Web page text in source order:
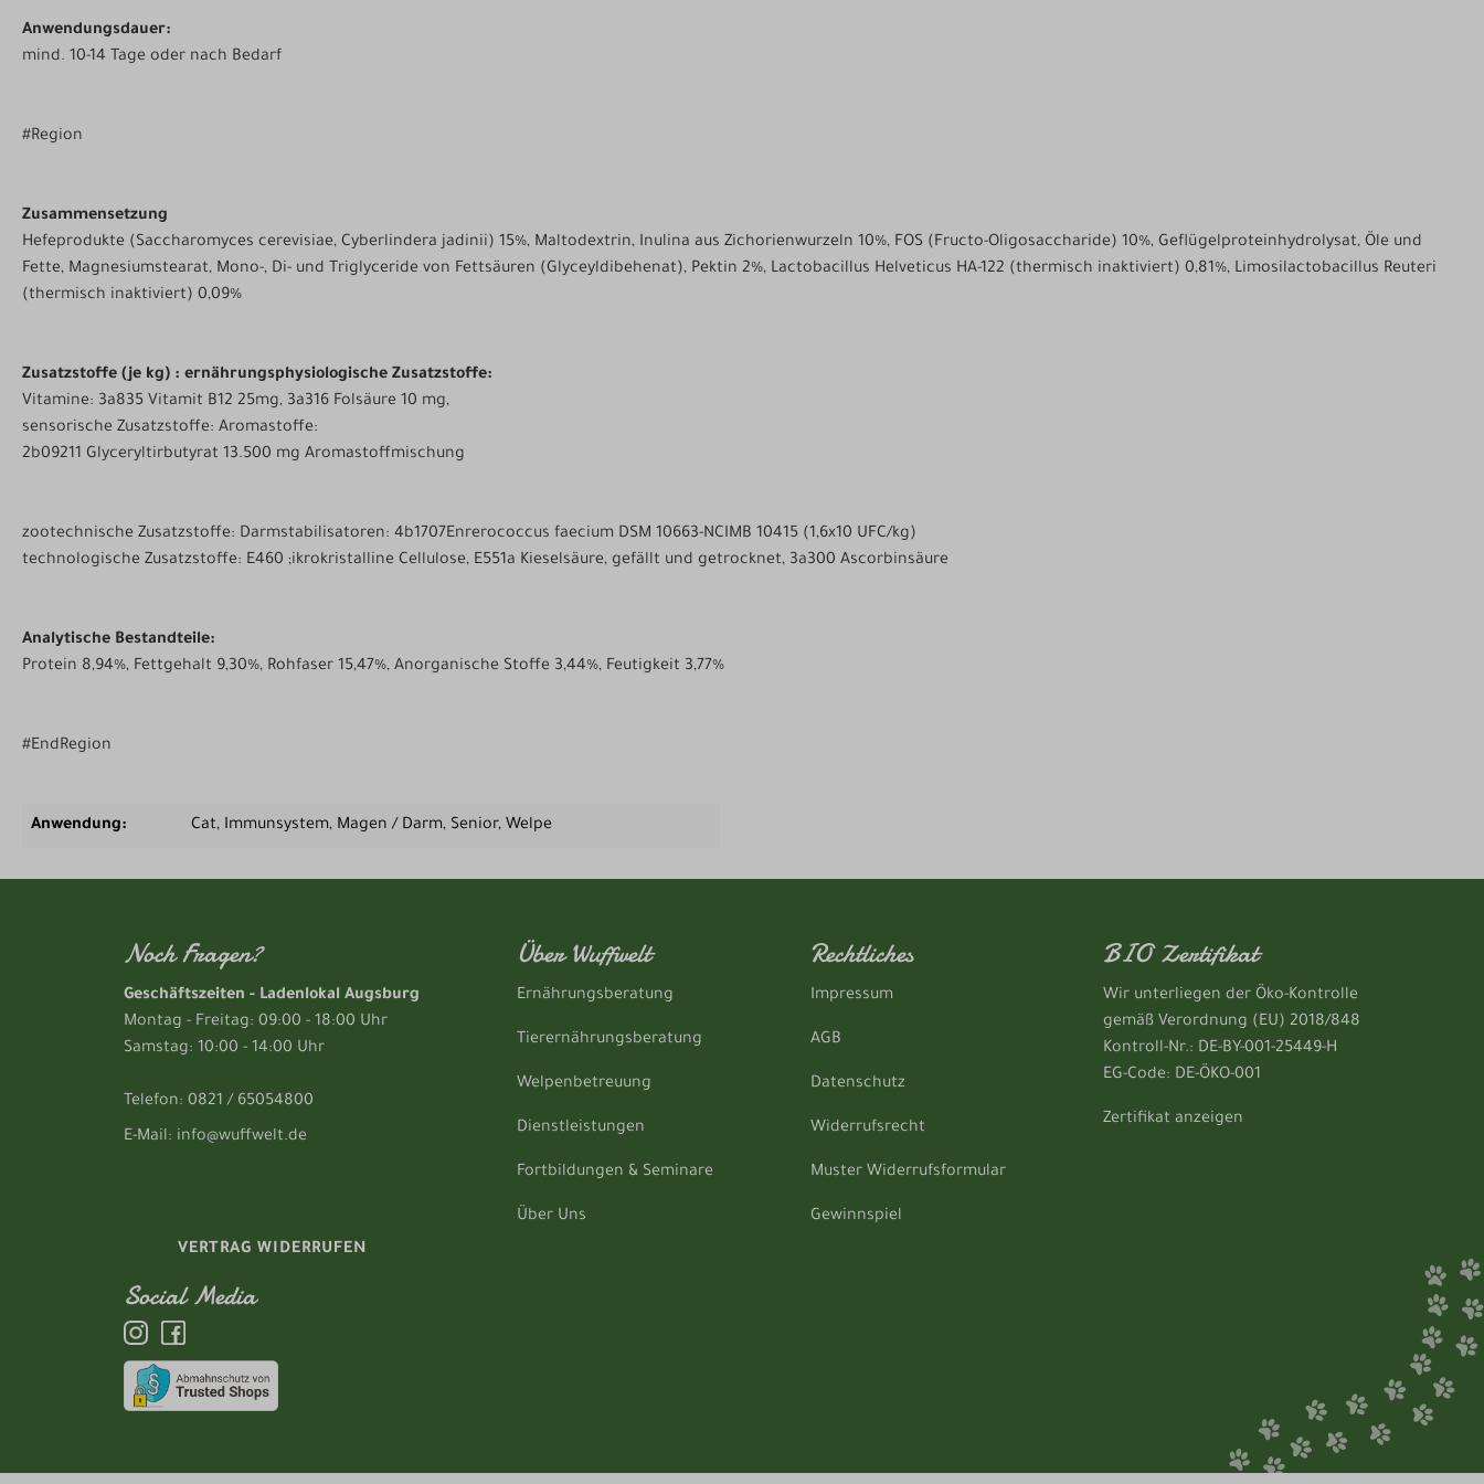
Anwendungsdauer:
mind. 10-14 Tage oder nach Bedarf
#Region
Zusammensetzung
Hefeprodukte (Saccharomyces cerevisiae, Cyberlindera jadinii) 15%, Maltodextrin, Inulina aus Zichorienwurzeln 10%, FOS (Fructo-Oligosaccharide) 10%, Geflügelproteinhydrolysat, Öle und
Fette, Magnesiumstearat, Mono-, Di- und Triglyceride von Fettsäuren (Glyceyldibehenat), Pektin 2%, Lactobacillus Helveticus HA-122 (thermisch inaktiviert) 0,81%, Limosilactobacillus Reuteri
(thermisch inaktiviert) 0,09%
Zusatzstoffe (je kg) : ernährungsphysiologische Zusatzstoffe:
Vitamine: 3a835 Vitamit B12 25mg, 3a316 Folsäure 10 mg,
sensorische Zusatzstoffe: Aromastoffe:
2b09211 Glyceryltirbutyrat 13.500 mg Aromastoffmischung
zootechnische Zusatzstoffe: Darmstabilisatoren: 4b1707Enrerococcus faecium DSM 10663-NCIMB 10415 (1,6x10 UFC/kg)
technologische Zusatzstoffe: E460 ;ikrokristalline Cellulose, E551a Kieselsäure, gefällt und getrocknet, 3a300 Ascorbinsäure
Analytische Bestandteile:
Protein 8,94%, Fettgehalt 9,30%, Rohfaser 15,47%, Anorganische Stoffe 3,44%, Feutigkeit 3,77%
#EndRegion
Anwendung: Cat, Immunsystem, Magen / Darm, Senior, Welpe
Noch Fragen?
Geschäftszeiten - Ladenlokal Augsburg
Montag - Freitag: 09:00 - 18:00 Uhr
Samstag: 10:00 - 14:00 Uhr
Telefon: 0821 / 65054800
E-Mail: info@wuffwelt.de
VERTRAG WIDERRUFEN
Über Wuffwelt
Ernährungsberatung
Tierernährungsberatung
Welpenbetreuung
Dienstleistungen
Fortbildungen & Seminare
Über Uns
Rechtliches
Impressum
AGB
Datenschutz
Widerrufsrecht
Muster Widerrufsformular
Gewinnspiel
BIO Zertifikat
Wir unterliegen der Öko-Kontrolle
gemäß Verordnung (EU) 2018/848
Kontroll-Nr.: DE-BY-001-25449-H
EG-Code: DE-ÖKO-001
Zertifikat anzeigen
Social Media